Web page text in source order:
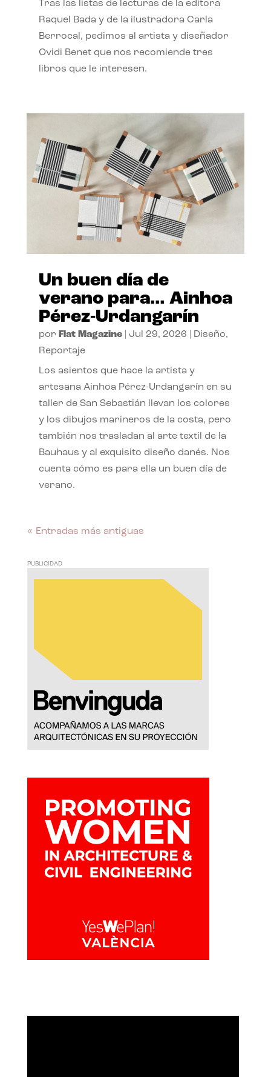
Tras las listas de lecturas de la editora
Raquel Bada y de la ilustradora Carla
Berrocal, pedimos al artista y diseñador
Ovidi Benet que nos recomiende tres
libros que le interesen.
Un buen día de
verano para… Ainhoa
Pérez-Urdangarín
por Flat Magazine| Jul 29, 2026 Diseño,
Reportaje
Los asientos que hace la artista y
artesana Ainhoa Pérez-Urdangarín en su
taller de San Sebastián llevan los colores
y los dibujos marineros de la costa, pero
también nos trasladan al arte textil de la
Bauhaus y al exquisito diseño danés. Nos
cuenta cómo es para ella un buen día de
verano.
« Entradas más antiguas
PUBLICIDAD